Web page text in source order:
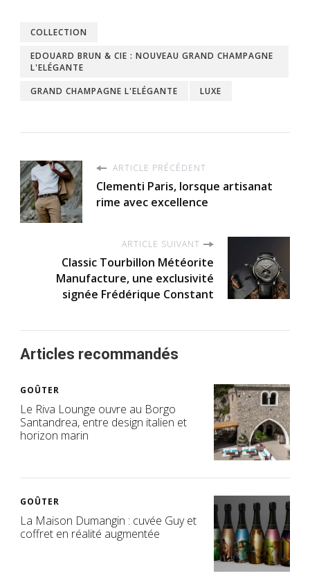
COLLECTION
EDOUARD BRUN & CIE : NOUVEAU GRAND CHAMPAGNE
L'ELÉGANTE
GRAND CHAMPAGNE L'ELÉGANTE
LUXE
ARTICLE PRÉCÉDENT
Clementi Paris, lorsque artisanat
rime avec excellence
ARTICLE SUIVANT
Classic Tourbillon Météorite
Manufacture, une exclusivité
signée Frédérique Constant
Articles recommandés
GOÛTER
Le Riva Lounge ouvre au Borgo
Santandrea, entre design italien et
horizon marin
GOÛTER
La Maison Dumangin : cuvée Guy et
coffret en réalité augmentée